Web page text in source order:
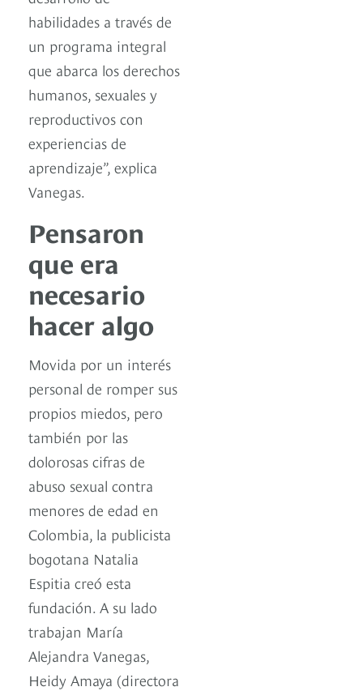
habilidades a través de
un programa integral
que abarca los derechos
humanos, sexuales y
reproductivos con
experiencias de
aprendizaje”, explica
Vanegas.
Pensaron
que era
necesario
hacer algo
Movida por un interés
personal de romper sus
propios miedos, pero
también por las
dolorosas cifras de
abuso sexual contra
menores de edad en
Colombia, la publicista
bogotana Natalia
Espitia creó esta
fundación. A su lado
trabajan María
Alejandra Vanegas,
Heidy Amaya (directora